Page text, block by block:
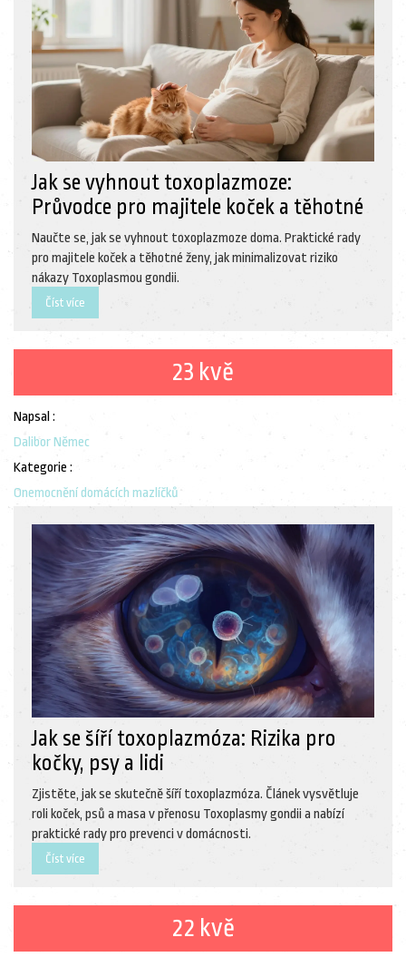
Jak se vyhnout toxoplazmoze:
Průvodce pro majitele koček a těhotné
Naučte se, jak se vyhnout toxoplazmoze doma. Praktické rady
pro majitele koček a těhotné ženy, jak minimalizovat riziko
nákazy Toxoplasmou gondii.
Číst více
23 kvě
Napsal :
Dalibor Němec
Kategorie :
Onemocnění domácích mazlíčků
Jak se šíří toxoplazmóza: Rizika pro
kočky, psy a lidi
Zjistěte, jak se skutečně šíří toxoplazmóza. Článek vysvětluje
roli koček, psů a masa v přenosu Toxoplasmy gondii a nabízí
praktické rady pro prevenci v domácnosti.
Číst více
22 kvě